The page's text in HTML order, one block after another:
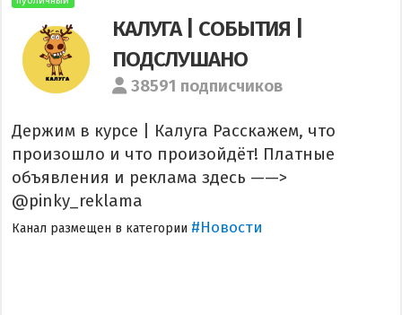
КАЛУГА | СОБЫТИЯ |
ПОДСЛУШАНО
38591 подписчиков
Держим в курсе | Калуга Расскажем, что
произошло и что произойдёт! Платные
объявления и реклама здесь ——>
@pinky_reklama
Канал размещен в категории #Новости